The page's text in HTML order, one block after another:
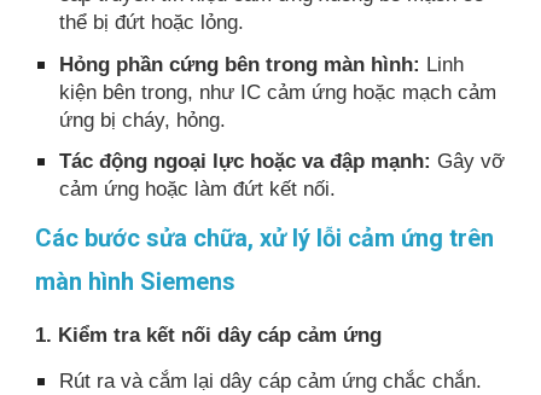
thể bị đứt hoặc lỏng.
Hỏng phần cứng bên trong màn hình: Linh
kiện bên trong, như IC cảm ứng hoặc mạch cảm
ứng bị cháy, hỏng.
Tác động ngoại lực hoặc va đập mạnh: Gây vỡ
cảm ứng hoặc làm đứt kết nối.
Các bước sửa chữa, xử lý lỗi cảm ứng trên
màn hình Siemens
1. Kiểm tra kết nối dây cáp cảm ứng
Rút ra và cắm lại dây cáp cảm ứng chắc chắn.